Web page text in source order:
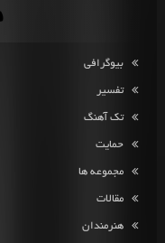
بیوگرافی
تفسیر
تک آهنگ
حمایت
مجموعه ها
مقالات
هنرمندان